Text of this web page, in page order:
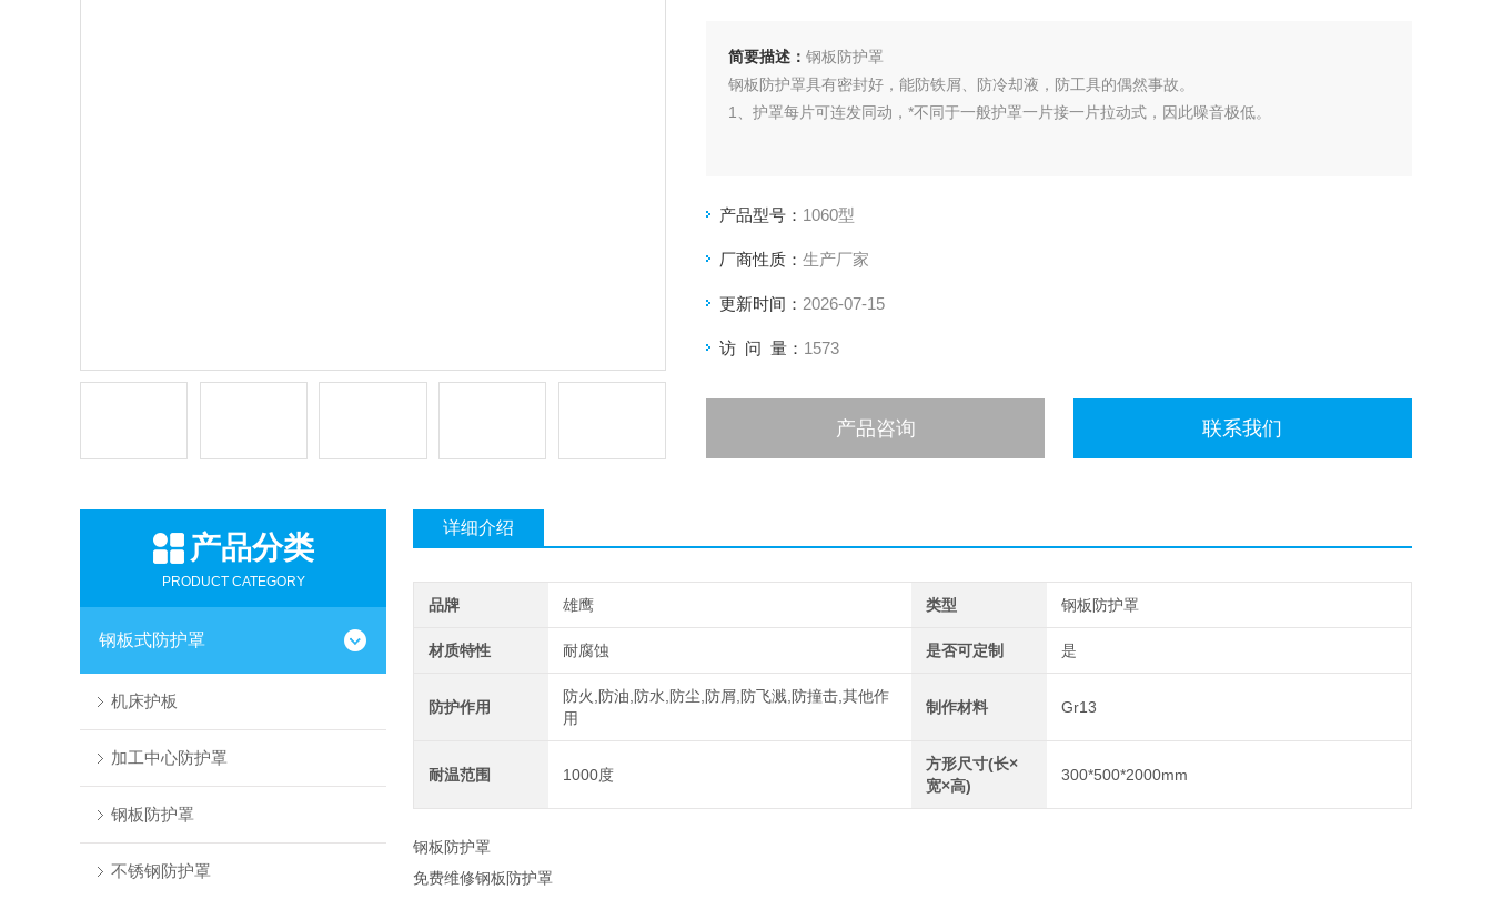
简要描述： 钢板防护罩
钢板防护罩具有密封好，能防铁屑、防冷却液，防工具的偶然事故。
1、护罩每片可连发同动，*不同于一般护罩一片接一片拉动式，因此噪音极低。
3、钢板防护罩装置可使护罩移动速度升到120m/min及承受更高的G值（2G）。
产品型号： 1060型
厂商性质： 生产厂家
更新时间： 2026-07-15
访 问 量： 1573
产品咨询 联系我们
产品分类
PRODUCT CATEGORY
钢板式防护罩
机床护板
加工中心防护罩
钢板防护罩
不锈钢防护罩
详细介绍
品牌 雄鹰 类型 钢板防护罩
材质特性 耐腐蚀 是否可定制 是
防护作用
防火,防油,防水,防尘,防屑,防飞溅,防撞击,其他作
用
制作材料 Gr13
耐温范围 1000度
方形尺寸(长×
宽×高)
300*500*2000mm
钢板防护罩
免费维修钢板防护罩